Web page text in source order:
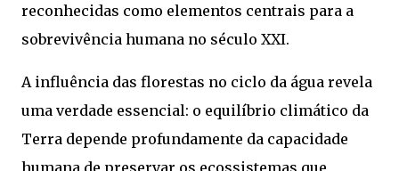
reconhecidas como elementos centrais para a
sobrevivência humana no século XXI.
A influência das florestas no ciclo da água revela
uma verdade essencial: o equilíbrio climático da
Terra depende profundamente da capacidade
humana de preservar os ecossistemas que